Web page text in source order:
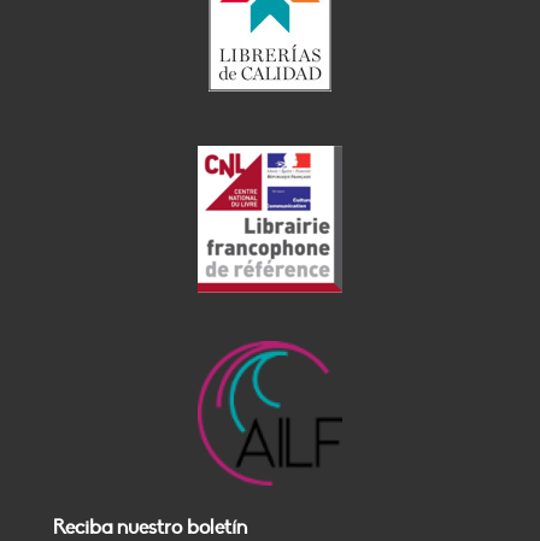
Reciba nuestro boletín